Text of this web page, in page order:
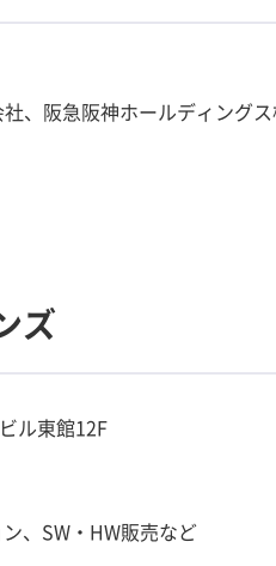
、阪急阪神ホールディング
ズ
ル東館12F
、SW・HW販売など